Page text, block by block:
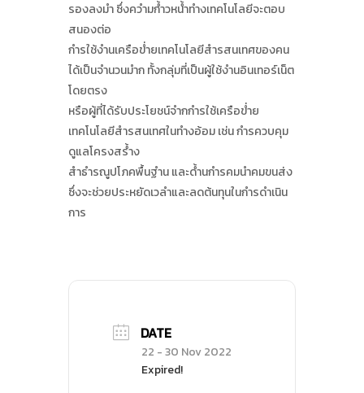
Search
รองลงมํา ซึ่งควํามก้ําวหน้ําทํางเทคโนโลยีจะตอบ
สนองต่อ
กํารใช้งํานเครือข่ํายเทคโนโลยีสํารสนเทศของคน
ได้เป็นจํานวนมําก ทั้งกลุ่มที่เป็นผู้ใช้งํานอินเทอร์เน็ต
โดยตรง
หรือผู้ที่ได้รับประโยชน์จํากกํารใช้เครือข่ําย
เทคโนโลยีสํารสนเทศในทํางอ้อม เช่น กํารควบคุม
ดูแลโครงสร้ําง
สําธํารณูปโภคพื้นฐําน และด้ํานกํารคมนําคมขนส่ง
ซึ่งจะช่วยประหยัดเวลําและลดต้นทุนในกํารดําเนิน
การ
DATE
22 - 30 Nov 2022
Expired!